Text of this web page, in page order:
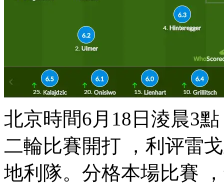
北京時間6月18日淩晨3點
二輪比賽開打 ，利评
地利隊。分格本場比賽